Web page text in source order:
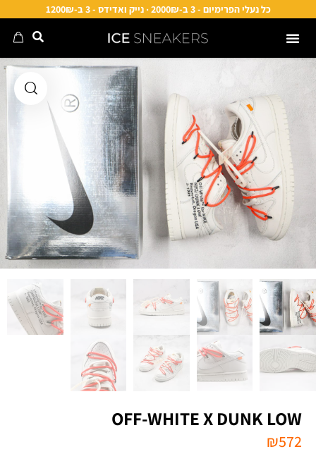
כל נעלי הפרימיום - 3 ב-2000₪ · נייק ואדידס - 3 ב-1200₪
OFF-WHITE X DUNK LOW
₪572